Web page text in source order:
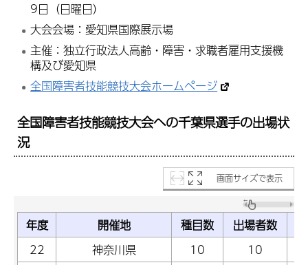
9日（日曜日）
大会会場：愛知県国際展示場
主催：独立行政法人高齢・障害・求職者雇用支援機
構及び愛知県
全国障害者技能競技大会ホームページ
全国障害者技能競技大会への千葉県選手の出場状
況
画面サイズで表示
年度 開催地 種目数 出場者数
22
神奈川県 10 10